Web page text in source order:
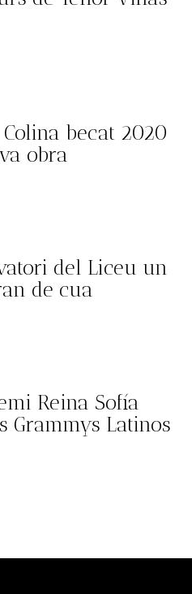
Colina becat 2020
obra
del Liceu un
de cua
Reina Sofía
Grammys Latinos